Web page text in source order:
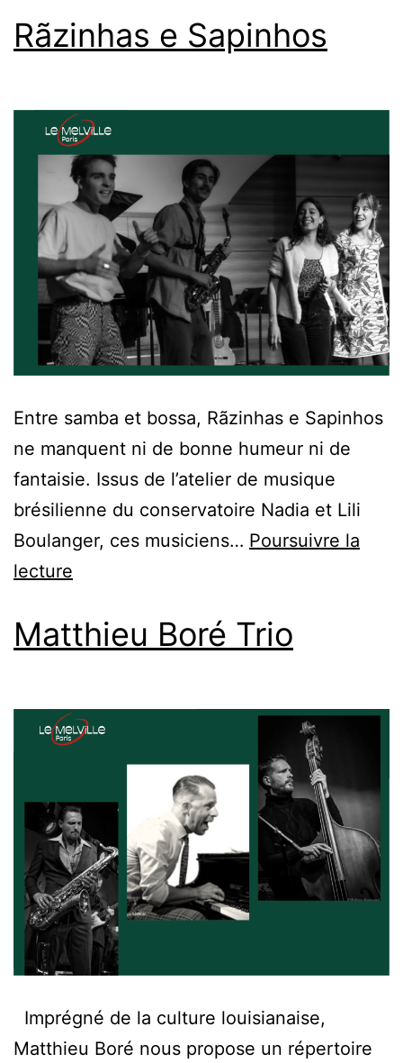
Rãzinhas e Sapinhos
Entre samba et bossa, Rãzinhas e Sapinhos
ne manquent ni de bonne humeur ni de
fantaisie. Issus de l’atelier de musique
brésilienne du conservatoire Nadia et Lili
Boulanger, ces musiciens… Poursuivre la
lecture
Matthieu Boré Trio
Imprégné de la culture louisianaise,
Matthieu Boré nous propose un répertoire